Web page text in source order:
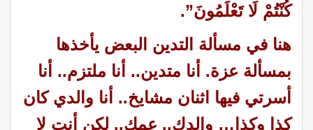
كُنْتُمْ لَا تَعْلَمُونَ”.
هنا في مسألة التدين البعض يأخذها
بمسألة عزة. أنا متدين.. أنا ملتزم.. أنا
أسرتي فيها اثنان مشايخ.. أنا والدي كان
كذا وكذا… والدك.. عمك.. لكن أنت لا